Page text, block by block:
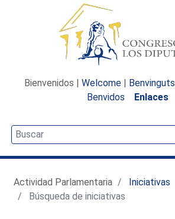
Bienvenidos | Welcome | Benvinguts
Benvidos
Enlaces
Actividad Parlamentaria
Iniciativas
Búsqueda de iniciativas